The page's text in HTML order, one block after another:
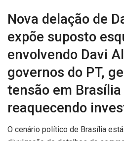
Nova delação de
expõe suposto
envolvendo Davi
governos do PT,
tensão em Brasília
reaquecendo
O cenário político de Brasília